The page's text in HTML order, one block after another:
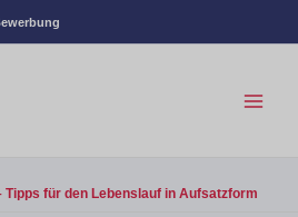
für den Lebenslauf in Aufsatzform